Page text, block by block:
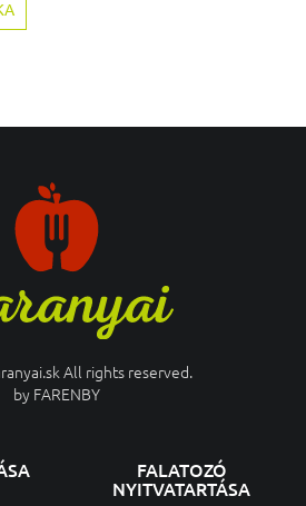
All rights reserved.
by FARENBY
FALATOZÓ
NYITVATARTÁSA